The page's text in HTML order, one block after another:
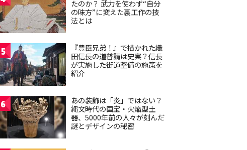
たのか？ 武力を使わず“自分
の味方”に変えた裏工作の技
法とは
5
『豊臣兄弟！』で描かれた織
田信長の道普請は史実？信長
が実施した街道整備の施策を
紹介
6
あの装飾は「炎」ではない？
縄文時代の国宝・火焔型土
器、5000年前の人々が刻んだ
謎とデザインの秘密